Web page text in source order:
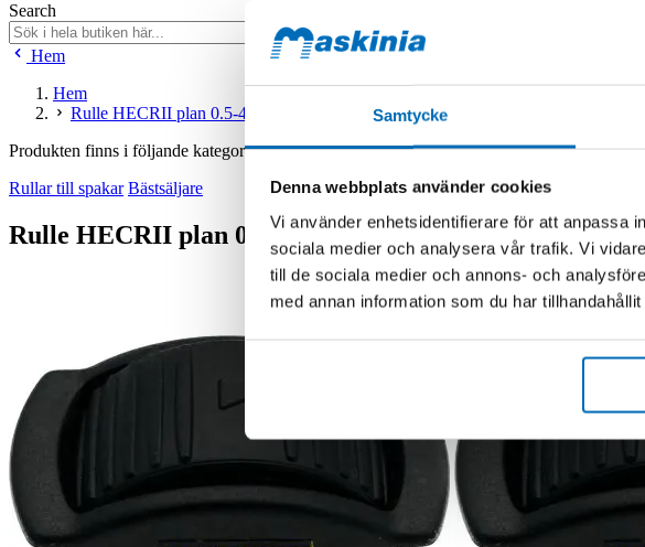
Samtycke
Denna webbplats använder cookies
Vi använder enhetsidentifierare för att anpassa
sociala medier och analysera vår trafik. Vi
till de sociala medier och annons- och
med annan information som du har
Search
Hem
Hem
Rulle HECRII plan 0.5-4.5V (166802)
Produkten finns i följande kategorier:
Rullar till spakar Bästsäljare
Rulle HECRII plan 0.5-4.5V (166802)